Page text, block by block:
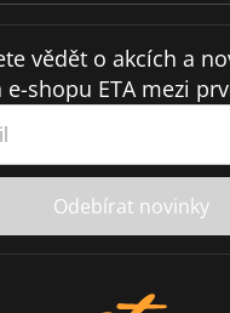
vědět o akcích a
e-shopu ETA mezi
Odebírat novinky